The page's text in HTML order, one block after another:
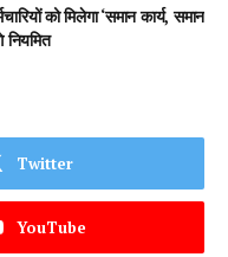
को मिलेगा ‘समान कार्य, समान
नियमित
Twitter
YouTube